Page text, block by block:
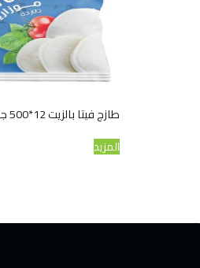
طازج فيتا بالزيت 12*500 جم
المزيد